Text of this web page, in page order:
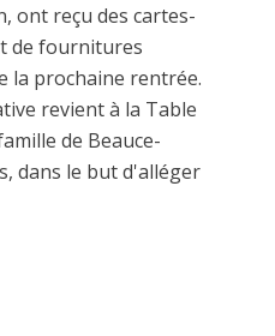
ont reçu des cartes-
de fournitures
la prochaine rentrée.
revient à la Table
de Beauce-
dans le but d'alléger